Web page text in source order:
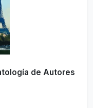
de Autores